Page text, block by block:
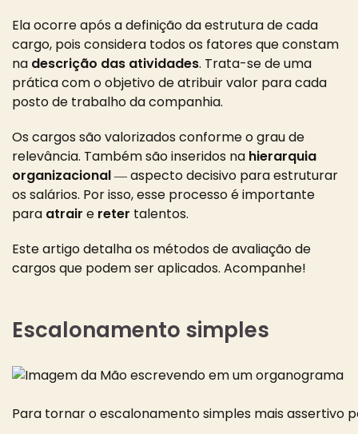
Ela ocorre após a definição da estrutura de cada
cargo, pois considera todos os fatores que constam
na descrição das atividades. Trata-se de uma
prática com o objetivo de atribuir valor para cada
posto de trabalho da companhia.
Os cargos são valorizados conforme o grau de
relevância. Também são inseridos na hierarquia
organizacional― aspecto decisivo para estruturar
os salários. Por isso, esse processo é importante
para atrair e reter talentos.
Este artigo detalha os métodos de avaliação de
cargos que podem ser aplicados. Acompanhe!
Escalonamento simples
Para tornar o escalonamento simples mais assertivo